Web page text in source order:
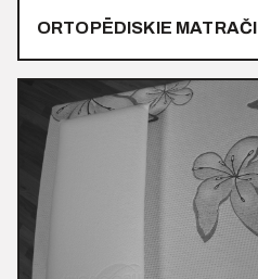
ORTOPĒDISKIE MATRAČI